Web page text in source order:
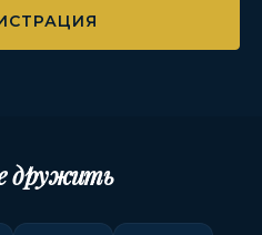
дружить